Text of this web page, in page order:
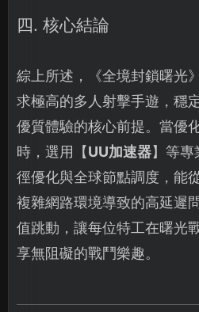
四. 核心結論
綜上所述，《全境封鎖曙光
求極高的多人射擊手遊，穩
優質體驗的核心前提。當優
時，選用【UU加速器】等
徑優化與全球節點調度，能
複雜網路環境導致的高延遲
值跳動，讓每位特工在曙光
享無阻礙的戰鬥樂趣。